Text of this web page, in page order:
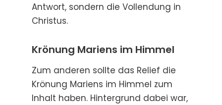
Antwort, sondern die Vollendung in
Christus.
Krönung Mariens im Himmel
Zum anderen sollte das Relief die
Krönung Mariens im Himmel zum
Inhalt haben. Hintergrund dabei war,